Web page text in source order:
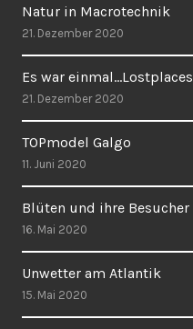
Natur in Macrotechnik
21. Dezember 2020
Es war einmal…Lostplaces
21. Dezember 2020
TOPmodel Galgo
11. Juni 2020
Blüten und ihre Besucher
16. Mai 2020
Unwetter am Atlantik
15. Mai 2020